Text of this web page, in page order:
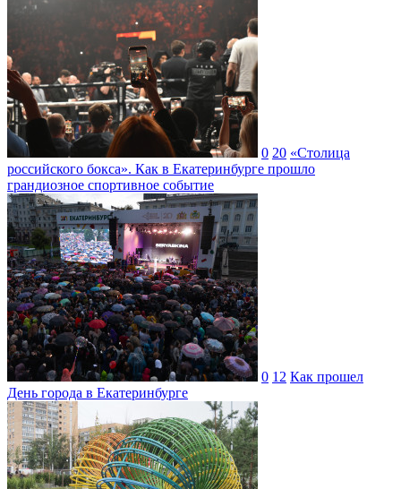
0 20 «Столица
российского бокса». Как в Екатеринбурге прошло
грандиозное спортивное событие
0 12 Как прошел
День города в Екатеринбурге